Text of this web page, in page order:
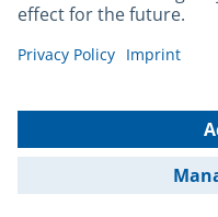
Leichte Sprache
Gebärdensprache
Kontakt